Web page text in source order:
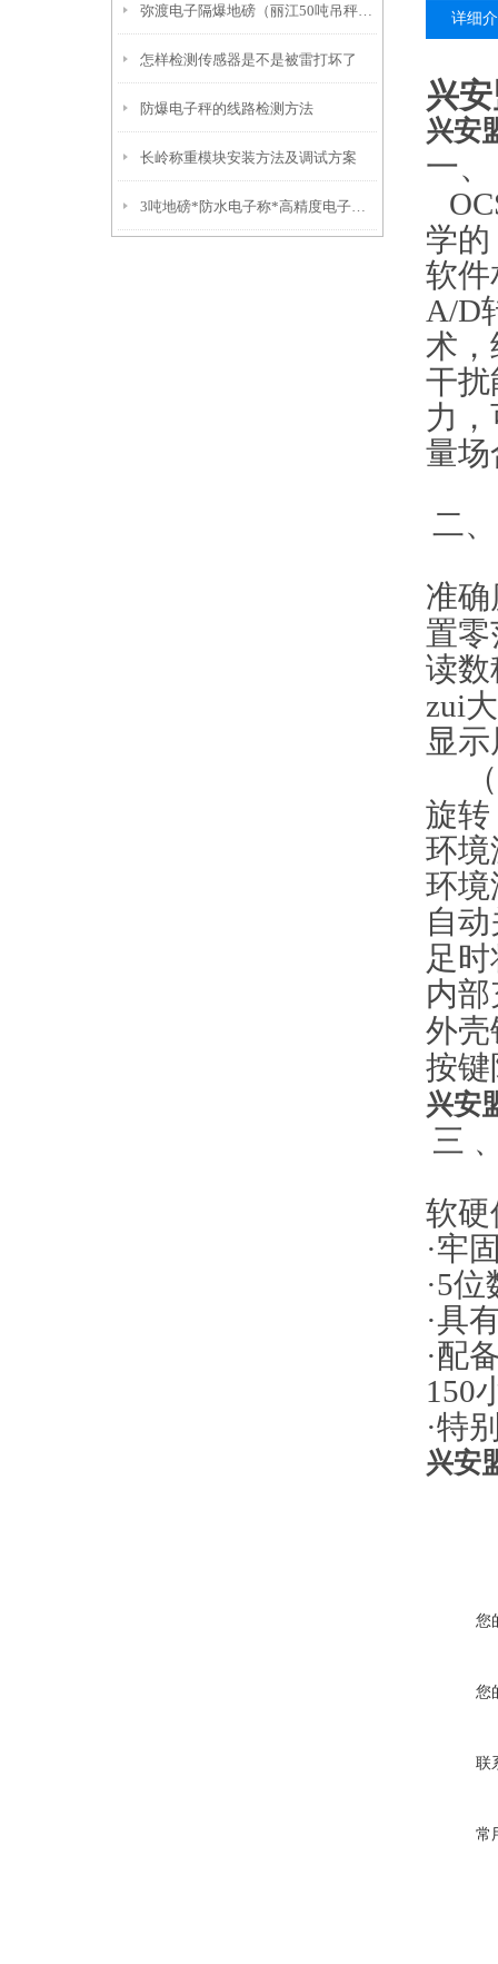
弥渡电子隔爆地磅（丽江50吨吊秤）福贡10吨汽车衡）红塔挂钩称
怎样检测传感器是不是被雷打坏了
防爆电子秤的线路检测方法
长岭称重模块安装方法及调试方案
3吨地磅*防水电子称*高精度电子称*不锈钢叉车秤
详细
兴
兴安
一、
学的
软件
A/D
术，
干扰
力
量场
二、
准
置
读数
zui
显示
（
旋转
环境
环境
自
足
内
外壳
按键
兴安
三﹑
软硬
·牢
·5位
·具
·配
150
·特
兴安
您
您
联
常